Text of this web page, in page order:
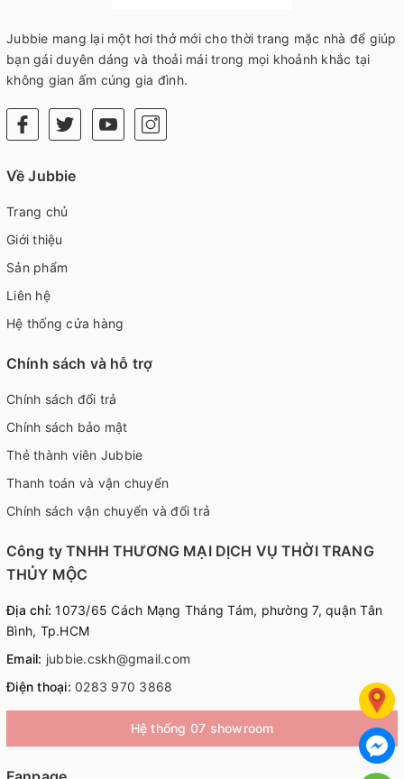
Jubbie mang lại một hơi thở mới cho thời trang mặc nhà để giúp
bạn gái duyên dáng và thoải mái trong mọi khoảnh khắc tại
không gian ấm cúng gia đình.
Về Jubbie
Trang chủ
Giới thiệu
Sản phẩm
Liên hệ
Hệ thống cửa hàng
Chính sách và hỗ trợ
Chính sách đổi trả
Chính sách bảo mật
Thẻ thành viên Jubbie
Thanh toán và vận chuyển
Chính sách vận chuyển và đổi trả
Công ty TNHH THƯƠNG MẠI DỊCH VỤ THỜI TRANG
THỦY MỘC
Địa chỉ: 1073/65 Cách Mạng Tháng Tám, phường 7, quận Tân
Bình, Tp.HCM
Email: jubbie.cskh@gmail.com
Điện thoại: 0283 970 3868
Hệ thống 07 showroom